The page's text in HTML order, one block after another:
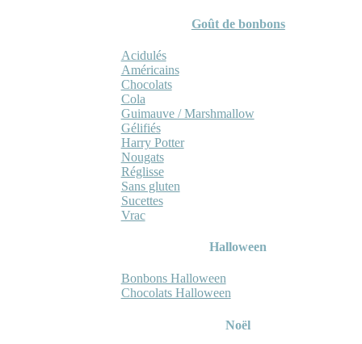
Goût de bonbons
Acidulés
Américains
Chocolats
Cola
Guimauve / Marshmallow
Gélifiés
Harry Potter
Nougats
Réglisse
Sans gluten
Sucettes
Vrac
Halloween
Bonbons Halloween
Chocolats Halloween
Noël